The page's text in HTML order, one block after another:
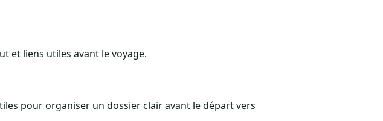
et liens utiles avant le voyage.
pour organiser un dossier clair avant le départ vers